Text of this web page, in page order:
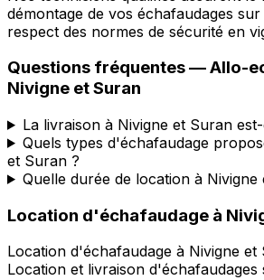
démontage de vos échafaudages
respect des normes de sécurité en
Questions fréquentes —Allo-
Nivigne et Suran
La livraison à Nivigne et Suran
Quels types d'échafaudage
et Suran ?
Quelle durée de location à Nivigne
Location d'échafaudage à
Location d'échafaudage à Nivigne et
Location et livraison